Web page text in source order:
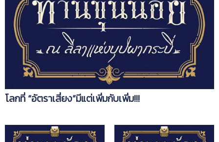
โลกที่ “อัตราเสี่ยง”มีแต่เพิ่มกับเพิ่ม!!!